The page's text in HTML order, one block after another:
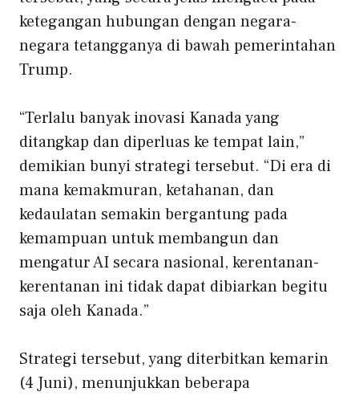
ketegangan hubungan dengan negara-
negara tetangganya di bawah pemerintahan
Trump.
“Terlalu banyak inovasi Kanada yang
ditangkap dan diperluas ke tempat lain,”
demikian bunyi strategi tersebut. “Di era di
mana kemakmuran, ketahanan, dan
kedaulatan semakin bergantung pada
kemampuan untuk membangun dan
mengatur AI secara nasional, kerentanan-
kerentanan ini tidak dapat dibiarkan begitu
saja oleh Kanada.”
Strategi tersebut, yang diterbitkan kemarin
(4 Juni), menunjukkan beberapa